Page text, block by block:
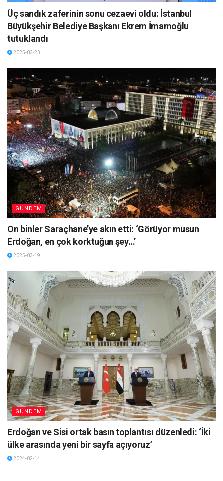
Üç sandık zaferinin sonu cezaevi oldu: İstanbul
Büyükşehir Belediye Başkanı Ekrem İmamoğlu
tutuklandı
2025-03-23
GÜNDEM
On binler Saraçhane’ye akın etti: ‘Görüyor musun
Erdoğan, en çok korktuğun şey…’
2025-03-19
GÜNDEM
Erdoğan ve Sisi ortak basın toplantısı düzenledi: ‘İki
ülke arasında yeni bir sayfa açıyoruz’
2024-02-14